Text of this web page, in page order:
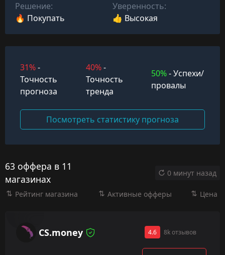
Решение:
🔥 Покупать
Уверенность:
👍 Высокая
31%-
Точность
прогноза
40%-
Точность
тренда
50%- Успехи/
провалы
Посмотреть статистику прогноза
63 оффера в 11
магазинах
0 минут назад
Рейтинг магазина Активные офферы Цена
CS.money 4.6 8k отзывов